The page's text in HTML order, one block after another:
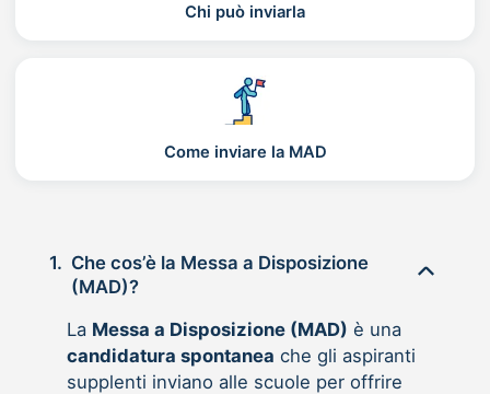
Chi può inviarla
Come inviare la MAD
1. Che cos’è la Messa a Disposizione
(MAD)?
La Messa a Disposizione (MAD) è una
candidatura spontanea che gli aspiranti
supplenti inviano alle scuole per offrire